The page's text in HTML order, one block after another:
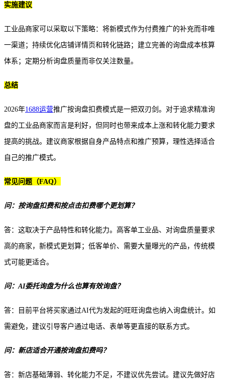
实施建议
工业品商家可以采取以下策略：将新模式作为付费推广的补充而非唯
一渠道；持续优化店铺详情页和转化链路；建立完善的询盘成本核算
体系；定期分析询盘质量而非仅关注数量。
总结
2026年1688运营推广按询盘扣费模式是一把双刃剑。对于追求精准询
盘的工业品商家而言是利好，但同时也带来成本上涨和转化能力要求
提高的挑战。建议商家根据自身产品特点和推广预算，理性选择适合
自己的推广模式。
常见问题（FAQ）
问：按询盘扣费和按点击扣费哪个更划算？
答：这取决于产品特性和转化能力。高客单工业品、对询盘质量要求
高的商家，新模式更划算；低客单价、需要大量曝光的产品，传统模
式可能更适合。
问： AI委托询盘为什么也算有效询盘？
答：目前平台将买家通过AI代为发起的旺旺询盘也纳入询盘统计。如
需避免，建议引导客户通过电话、表单等更直接的联系方式。
问：新店适合开通按询盘扣费吗？
答：新店基础薄弱、转化能力不足，不建议优先尝试。建议先做好店